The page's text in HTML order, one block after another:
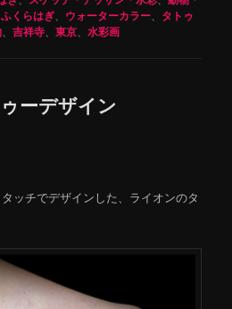
ふくらはぎ ウォーターカラー
タトゥ
、吉祥寺 、東京 、水彩画
ーデザイン
ッチでデザインした、ライオンのタ